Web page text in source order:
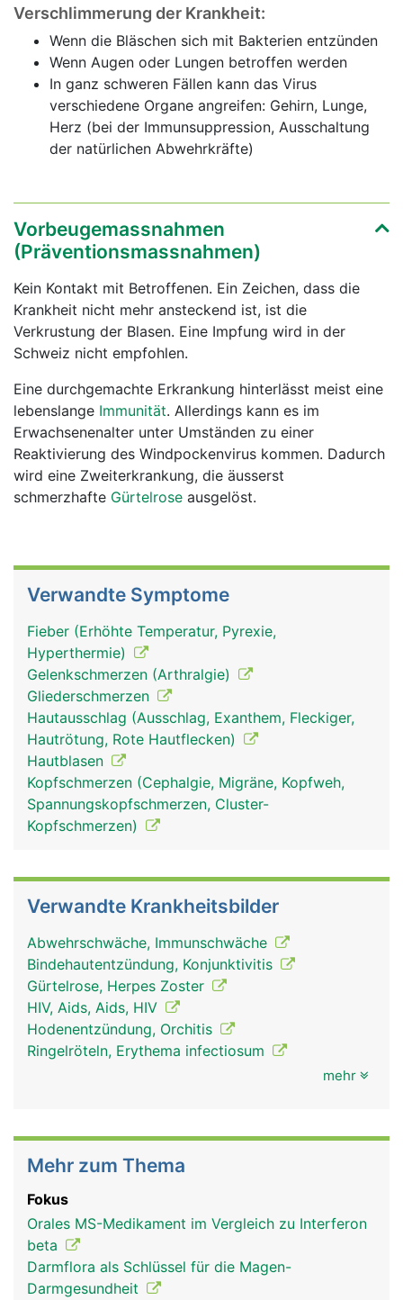
Verschlimmerung der Krankheit:
Wenn die Bläschen sich mit Bakterien entzünden
Wenn Augen oder Lungen betroffen werden
In ganz schweren Fällen kann das Virus
verschiedene Organe angreifen: Gehirn, Lunge,
Herz (bei der Immunsuppression, Ausschaltung
der natürlichen Abwehrkräfte)
Vorbeugemassnahmen
(Präventionsmassnahmen)
Kein Kontakt mit Betroffenen. Ein Zeichen, dass die
Krankheit nicht mehr ansteckend ist, ist die
Verkrustung der Blasen. Eine Impfung wird in der
Schweiz nicht empfohlen.
Eine durchgemachte Erkrankung hinterlässt meist eine
lebenslange Immunität. Allerdings kann es im
Erwachsenenalter unter Umständen zu einer
Reaktivierung des Windpockenvirus kommen. Dadurch
wird eine Zweiterkrankung, die äusserst
schmerzhafte Gürtelrose ausgelöst.
Verwandte Symptome
Fieber (Erhöhte Temperatur, Pyrexie,
Hyperthermie)
Gelenkschmerzen (Arthralgie)
Gliederschmerzen
Hautausschlag (Ausschlag, Exanthem, Fleckiger,
Hautrötung, Rote Hautflecken)
Hautblasen
Kopfschmerzen (Cephalgie, Migräne, Kopfweh,
Spannungskopfschmerzen, Cluster-
Kopfschmerzen)
Verwandte Krankheitsbilder
Abwehrschwäche, Immunschwäche
Bindehautentzündung, Konjunktivitis
Gürtelrose, Herpes Zoster
HIV, Aids, Aids, HIV
Hodenentzündung, Orchitis
Ringelröteln, Erythema infectiosum
mehr
Mehr zum Thema
Fokus
Orales MS-Medikament im Vergleich zu Interferon
beta
Darmflora als Schlüssel für die Magen-
Darmgesundheit